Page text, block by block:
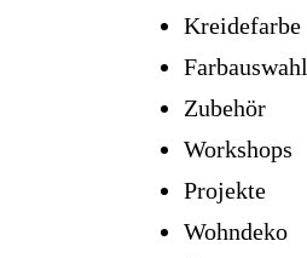
Kreidefarbe
Farbauswahl
Zubehör
Workshops
Projekte
Wohndeko